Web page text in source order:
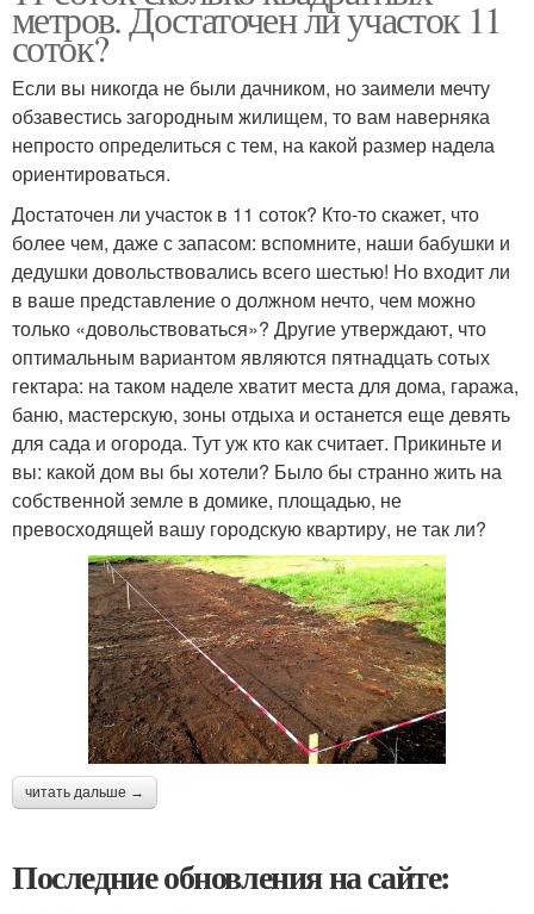
метров. Достаточен ли участок 11
соток?
Если вы никогда не были дачником, но заимели мечту
обзавестись загородным жилищем, то вам наверняка
непросто определиться с тем, на какой размер надела
ориентироваться.
Достаточен ли участок в 11 соток? Кто-то скажет, что
более чем, даже с запасом: вспомните, наши бабушки и
дедушки довольствовались всего шестью! Но входит ли
в ваше представление о должном нечто, чем можно
только «довольствоваться»? Другие утверждают, что
оптимальным вариантом являются пятнадцать сотых
гектара: на таком наделе хватит места для дома, гаража,
баню, мастерскую, зоны отдыха и останется еще девять
для сада и огорода. Тут уж кто как считает. Прикиньте и
вы: какой дом вы бы хотели? Было бы странно жить на
собственной земле в домике, площадью, не
превосходящей вашу городскую квартиру, не так ли?
читать дальше →
Последние обновления на сайте: